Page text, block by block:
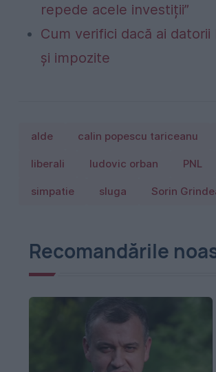
repede acele investiții”
Cum verifici dacă ai
și impozite
alde calin popescu tariceanu
liberali ludovic orban PNL
simpatie sluga Sorin
Recomandările